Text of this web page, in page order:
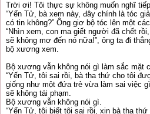
Trời ơi! Tôi thực sự không muốn nghĩ
“Yến Tử, bà xem này, đây chính là tóc
có tin không?” Ông giơ bộ tóc lên một
“Nhìn xem, con ma giết người đã chết
sẽ không mơ đến nó nữa!”, ông ta đi
bộ xương xem.
Bộ xương vẫn không nói gì làm sắc mặt
“Yến Tử, tôi sai rồi, bà tha thứ cho tôi
giống như một đứa trẻ vừa làm sai việc
sẽ không tái phạm.
Bộ xương vẫn không nói gì.
“Yến Tử, tôi biết tôi sai rồi, xin bà tha thứ